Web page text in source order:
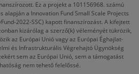
Ez a projekt a 101156968. számú
alapján a Innovation Fund Small Scale Projects
2022-SSC) kapott finanszírozást. A kifejtett
kizárólag a szerző(k) véleményét tükrözik,
az Európai Unió vagy az Európai Éghajlat-
és Infrastrukturális Végrehajtó Ügynökség
sem az Európai Unió, sem a támogatást
nem tehető felelőssé.